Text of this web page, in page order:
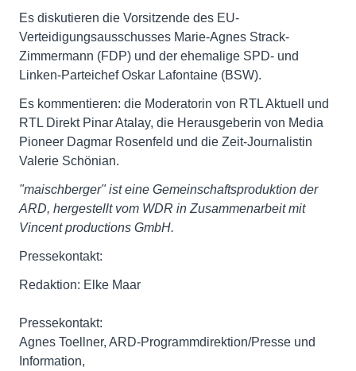
Es diskutieren die Vorsitzende des EU-
Verteidigungsausschusses Marie-Agnes Strack-
Zimmermann (FDP) und der ehemalige SPD- und
Linken-Parteichef Oskar Lafontaine (BSW).
Es kommentieren: die Moderatorin von RTL Aktuell und
RTL Direkt Pinar Atalay, die Herausgeberin von Media
Pioneer Dagmar Rosenfeld und die Zeit-Journalistin
Valerie Schönian.
"maischberger" ist eine Gemeinschaftsproduktion der
ARD, hergestellt vom WDR in Zusammenarbeit mit
Vincent productions GmbH.
Pressekontakt:
Redaktion: Elke Maar
Pressekontakt:
Agnes Toellner, ARD-Programmdirektion/Presse und
Information,